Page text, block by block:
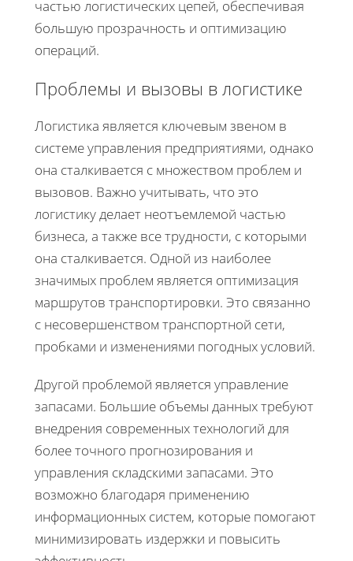
частью логистических цепей, обеспечивая
большую прозрачность и оптимизацию
операций.
Проблемы и вызовы в логистике
Логистика является ключевым звеном в
системе управления предприятиями, однако
она сталкивается с множеством проблем и
вызовов. Важно учитывать, что это
логистику делает неотъемлемой частью
бизнеса, а также все трудности, с которыми
она сталкивается. Одной из наиболее
значимых проблем является оптимизация
маршрутов транспортировки. Это связанно
с несовершенством транспортной сети,
пробками и изменениями погодных условий.
Другой проблемой является управление
запасами. Большие объемы данных требуют
внедрения современных технологий для
более точного прогнозирования и
управления складскими запасами. Это
возможно благодаря применению
информационных систем, которые помогают
минимизировать издержки и повысить